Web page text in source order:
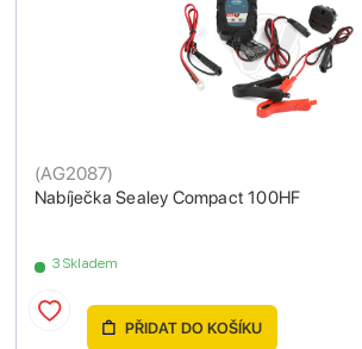
Nabíječka Sealey Compact 100HF
(AG2087)
3 Skladem
PŘIDAT DO KOŠÍKU